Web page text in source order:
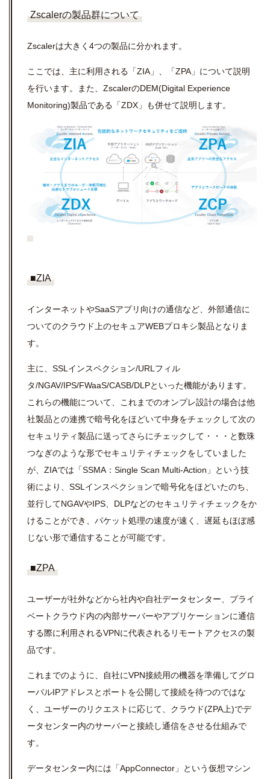
Zscalerの製品群について
Zscalerは大きく4つの製品に分かれます。
ここでは、主に利用される「ZIA」、「ZPA」について説明
を行います。また、ZscalerのDEM(Digital Experience
Monitoring)製品である「ZDX」も併せて説明します。
■ZIA
インターネットやSaaSアプリ向けの通信など、外部通信に
ついてのクラウド上のセキュアWEBプロキシ製品となりま
す。
主に、SSLインスペクション/URLフィル
タ/NGAV/IPS/FWaaS/CASB/DLPといった機能があります。
これらの機能について、これまでのオンプレ設計の場合は他
社製品との連携で暗号化をほどいて中身をチェックして次の
セキュリティ製品に送ってさらにチェックして・・・と数珠
つなぎのような形でセキュリティチェックをしていました
が、ZIAでは「SSMA：Single Scan Multi-Action」という技
術により、SSLインスペクションで暗号化をほどいたのち、
並行してNGAVやIPS、DLPなどのセキュリティチェックをか
けることができ、パケット処理の速度が速く、遅延もほぼ感
じない形で通信することが可能です。
■ZPA
ユーザーが社外などから社内や自社データセンター、プライ
ベートクラウド内の内部サーバーやアプリケーションに通信
する際に利用されるVPNに代表されるリモートアクセスの製
品です。
これまでのように、自社にVPN接続用の機器を準備してグロ
ーバルIPアドレスとポートを公開して接続を待つのではな
く、ユーザーのリクエストに応じて、クラウド(ZPA上)でデ
ータセンター内のサーバーと接続し通信をさせる仕組みで
す。
データセンター内には「AppConnector」という仮想マシン